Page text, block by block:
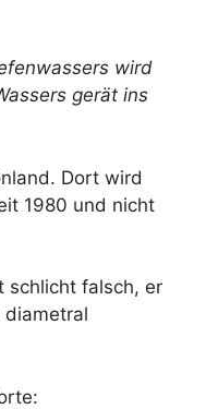
wird
gerät ins
Dort wird
1980 und nicht
schlicht falsch, er